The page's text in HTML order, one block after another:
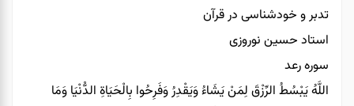
تدبر و خودشناسی در قرآن
استاد حسین نوروزی
سوره رعد
اللَّهُ يَبْسُطُ الرِّزْقَ لِمَنْ يَشَاءُ وَيَقْدِرُ وَفَرِحُوا بِالْحَيَاةِ الدُّنْيَا وَمَا